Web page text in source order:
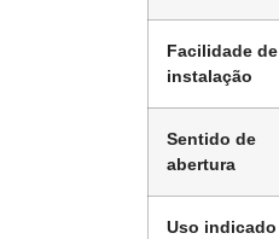
Facilidade de
instalação
Sentido de
abertura
Uso indicado